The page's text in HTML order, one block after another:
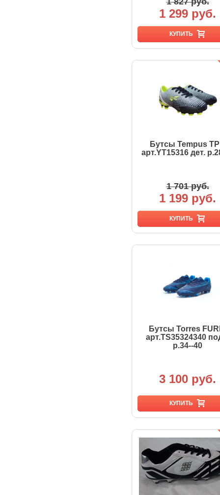
1 299 руб.
КУПИТЬ
Бутсы Tempus
арт.YT15316 дет.
1 701 руб.
1 199 руб.
КУПИТЬ
Бутсы Torres
арт.TS35324340
р.34--40
3 100 руб.
КУПИТЬ